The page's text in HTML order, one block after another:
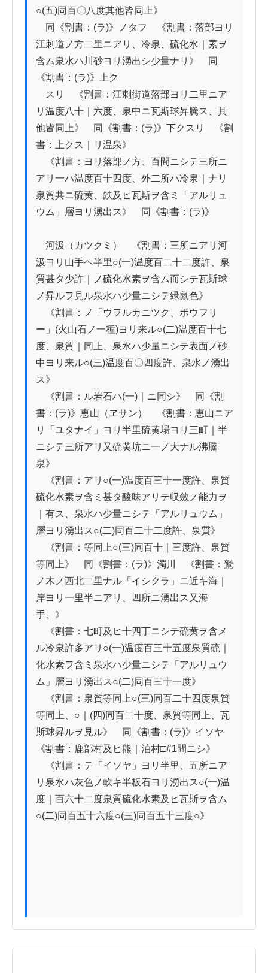
○(五)同百〇八度其他皆同上》
同《割書：(ラ)》ノタフ　《割書：落部ヨリ
江刺道ノ方二里ニアリ、冷泉、硫化水｜素ヲ
含ム泉水ハ川砂ヨリ湧出シ少量ナリ》　同
《割書：(ラ)》上ク
スリ　《割書：江刺街道落部ヨリ二里ニア
リ温度八十｜六度、泉中ニ瓦斯球昇騰ス、其
他皆同上》　同《割書：(ラ)》下クスリ　《割
書：上クス｜リ温泉》
《割書：ヨリ落部ノ方、百間ニシテ三所ニ
アリ一ハ温度百十四度、外二所ハ冷泉｜ナリ
泉質共ニ硫黄、鉄及ヒ瓦斯ヲ含ミ「アルリュ
ウム」層ヨリ湧出ス》　同《割書：(ラ)》
河汲（カツクミ）　《割書：三所ニアリ河
汲ヨリ山手ヘ半里○(一)温度百二十二度許、泉
質甚タ少許｜ノ硫化水素ヲ含ム而シテ瓦斯球
ノ昇ルヲ見ル泉水ハ少量ニシテ緑鼠色》
《割書：ノ「ウヲルカニツク、ポウフリ
ー」(火山石ノ一種)ヨリ来ル○(二)温度百十七
度、泉質｜同上、泉水ハ少量ニシテ表面ノ砂
中ヨリ来ル○(三)温度百〇四度許、泉水ノ湧出
ス》
《割書：ル岩石ハ(一)｜ニ同シ》　同《割
書：(ラ)》恵山（ヱサン）　《割書：恵山ニア
リ「ユタナイ」ヨリ半里硫黄場ヨリ三町｜半
ニシテ三所アリ又硫黄坑ニ一ノ大ナル沸騰
泉》
《割書：アリ○(一)温度百三十一度許、泉質
硫化水素ヲ含ミ甚タ酸味アリテ収斂ノ能力ヲ
｜有ス、泉水ハ少量ニシテ「アルリュウム」
層ヨリ湧出ス○(二)同百二十二度許、泉質》
《割書：等同上○(三)同百十｜三度許、泉質
等同上》　同《割書：(ラ)》濁川　《割書：鷲
ノ木ノ西北二里ナル「イシクラ」ニ近キ海｜
岸ヨリ一里半ニアリ、四所ニ湧出ス又海
手、》
《割書：七町及ヒ十四丁ニシテ硫黄ヲ含メ
ル冷泉許多アリ○(一)温度百三十五度泉質硫｜
化水素ヲ含ミ泉水ハ少量ニシテ「アルリュウ
ム」層ヨリ湧出ス○(二)同百三十一度》
《割書：泉質等同上○(三)同百二十四度泉質
等同上、○｜(四)同百二十度、泉質等同上、瓦
斯球昇ルヲ見ル》　同《割書：(ラ)》イソヤ
《割書：鹿部村及ヒ熊｜泊村□#1間ニシ》
《割書：テ「イソヤ」ヨリ半里、五所ニア
リ泉水ハ灰色ノ軟キ半板石ヨリ湧出ス○(一)温
度｜百六十二度泉質硫化水素及ヒ瓦斯ヲ含ム
○(二)同百五十六度○(三)同百五十三度○》